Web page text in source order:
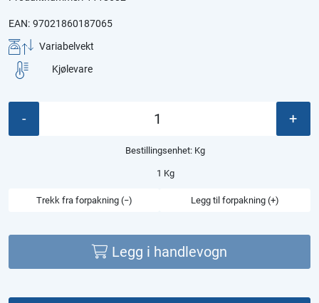
EAN: 97021860187065
Variabelvekt
Kjølevare
- +
Bestillingsenhet: Kg
1 Kg
Trekk fra forpakning (−) Legg til forpakning (+)
Legg i handlevogn